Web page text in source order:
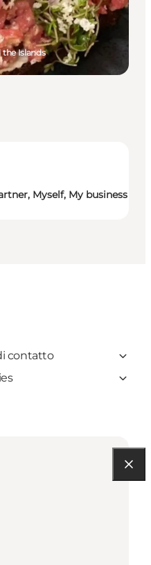
Myself, My business
the Islands
contatto